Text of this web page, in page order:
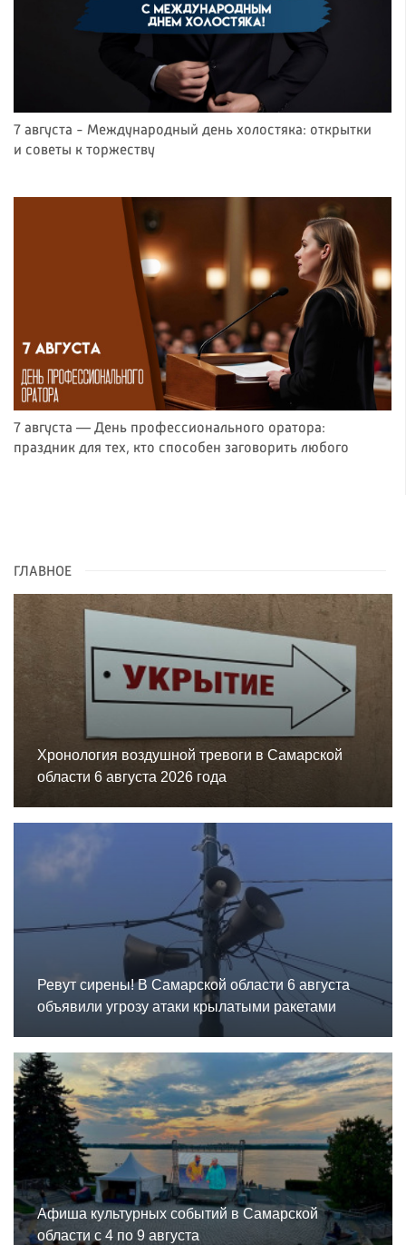
7 августа - Международный день холостяка: открытки
и советы к торжеству
7 августа — День профессионального оратора:
праздник для тех, кто способен заговорить любого
ГЛАВНОЕ
Хронология воздушной тревоги в Самарской
области 6 августа 2026 года
Ревут сирены! В Самарской области 6 августа
объявили угрозу атаки крылатыми ракетами
Афиша культурных событий в Самарской
области с 4 по 9 августа